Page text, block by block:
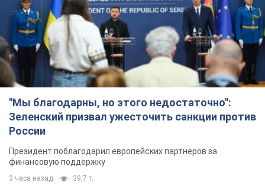
"Мы благодарны, но этого недостаточно":
Зеленский призвал ужесточить санкции против
России
Президент поблагодарил европейских партнеров за
финансовую поддержку
3 часа назад 39,7 т.